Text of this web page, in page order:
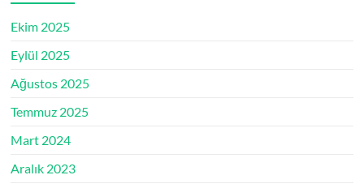
Ekim 2025
Eylül 2025
Ağustos 2025
Temmuz 2025
Mart 2024
Aralık 2023